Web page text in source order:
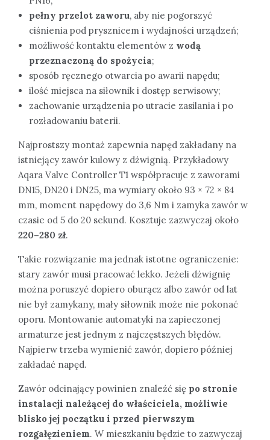
pełny przelot zaworu, aby nie pogorszyć
ciśnienia pod prysznicem i wydajności urządzeń;
możliwość kontaktu elementów z wodą
przeznaczoną do spożycia;
sposób ręcznego otwarcia po awarii napędu;
ilość miejsca na siłownik i dostęp serwisowy;
zachowanie urządzenia po utracie zasilania i po
rozładowaniu baterii.
Najprostszy montaż zapewnia napęd zakładany na
istniejący zawór kulowy z dźwignią. Przykładowy
Aqara Valve Controller T1 współpracuje z zaworami
DN15, DN20 i DN25, ma wymiary około 93 × 72 × 84
mm, moment napędowy do 3,6 Nm i zamyka zawór w
czasie od 5 do 20 sekund. Kosztuje zazwyczaj około
220–280 zł.
Takie rozwiązanie ma jednak istotne ograniczenie:
stary zawór musi pracować lekko. Jeżeli dźwignię
można poruszyć dopiero oburącz albo zawór od lat
nie był zamykany, mały siłownik może nie pokonać
oporu. Montowanie automatyki na zapieczonej
armaturze jest jednym z najczęstszych błędów.
Najpierw trzeba wymienić zawór, dopiero później
zakładać napęd.
Zawór odcinający powinien znaleźć się po stronie
instalacji należącej do właściciela, możliwie
blisko jej początku i przed pierwszym
rozgałęzieniem. W mieszkaniu będzie to zazwyczaj